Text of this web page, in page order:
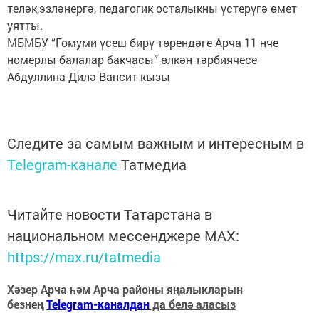
теләк,эзләнергә, педагогик осталыкны үстерүгә өмет
уятты.
МБМБУ “Гомуми үсеш бирү төрендәге Арча 11 нче
номерлы балалар бакчасы” өлкән тәрбиячесе
Абдуллина Дилә Вансит кызы
Следите за самым важным и интересным в
Telegram-канале Татмедиа
Читайте новости Татарстана в
национальном мессенджере MАХ:
https://max.ru/tatmedia
Хәзер Арча һәм Арча районы яңалыкларын
безнеңTelegram-каналданда белә аласыз